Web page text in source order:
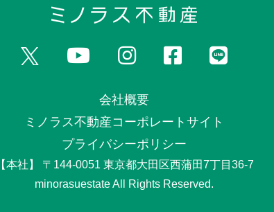
会社概要
ミノラス不動産コーポレートサイト
プライバシーポリシー
【本社】 〒144-0051 東京都大田区西蒲田7丁目36-7
minorasuestate All Rights Reserved.